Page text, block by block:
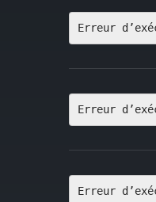
Erreur
Erreur
Erreur